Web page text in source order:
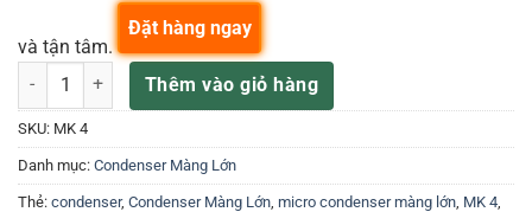
và tận tâm.
Sennheiser MK 4 Micro condenser số lượng
Thêm vào giỏ hàng
Đặt hàng ngay
SKU: MK 4
Danh mục: Condenser Màng Lớn
Thẻ: condenser, Condenser Màng Lớn micro condenser màng lớn MK 4